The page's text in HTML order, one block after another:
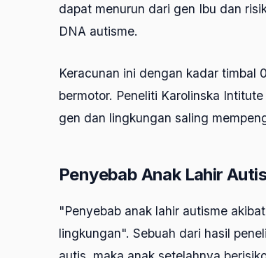
dapat menurun dari gen Ibu dan
DNA autisme.
Keracunan ini dengan kadar timbal
bermotor. Peneliti Karolinska
gen dan lingkungan saling
Penyebab Anak Lahir
"Penyebab anak lahir autisme
lingkungan". Sebuah dari hasil